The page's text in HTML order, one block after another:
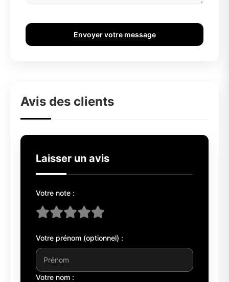
Envoyer votre message
Avis des clients
Laisser un avis
Votre note :
Votre prénom (optionnel) :
Votre nom :